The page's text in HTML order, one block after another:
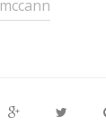
mccann